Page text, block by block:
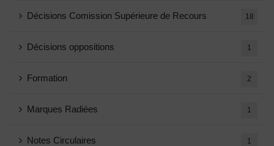
Décisions Comission Supérieure de Recours 18
Décisions oppositions 1
Formation 2
Marques Radiées 1
Notes Circulaires 1